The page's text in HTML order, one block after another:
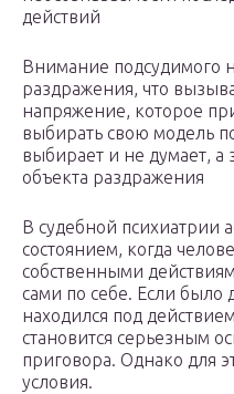
действий
Внимание подсудимого
раздражения, что
напряжение, которое
выбирать свою модель
выбирает и не думает, а
объекта раздражения
В судебной психиатрии
состоянием, когда
собственными
сами по себе. Если было
находился под
становится серьезным
приговора. Однако для
условия.